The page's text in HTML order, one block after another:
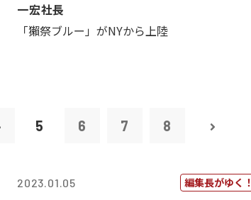
一宏社長
「獺祭ブルー」がNYから上陸
5 6 7 8
2023.01.05 編集長がゆく！